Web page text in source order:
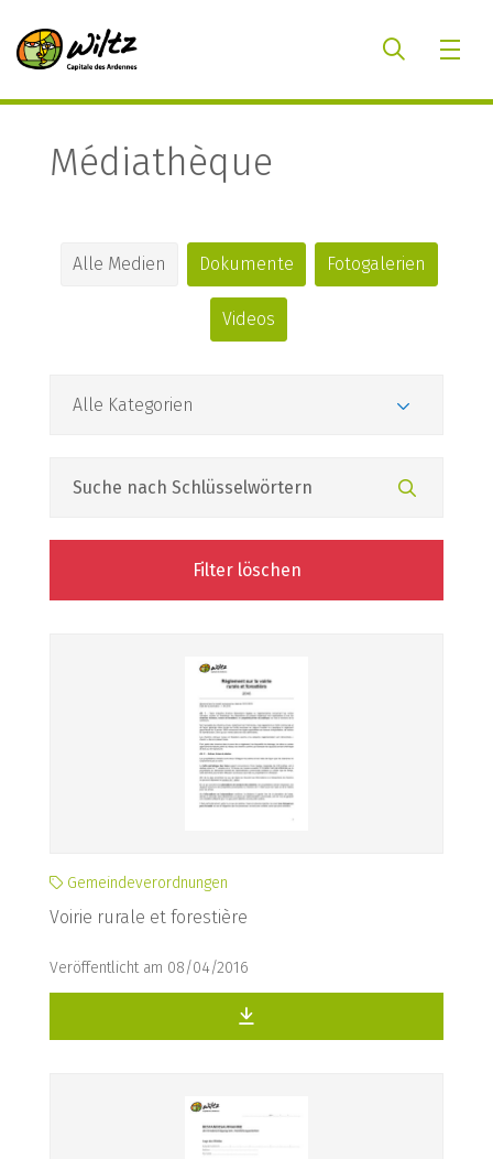
Médiathèque
Alle Medien Dokumente Fotogalerien
Videos
Filter löschen
Gemeindeverordnungen
Voirie rurale et forestière
Veröffentlicht am 08/04/2016